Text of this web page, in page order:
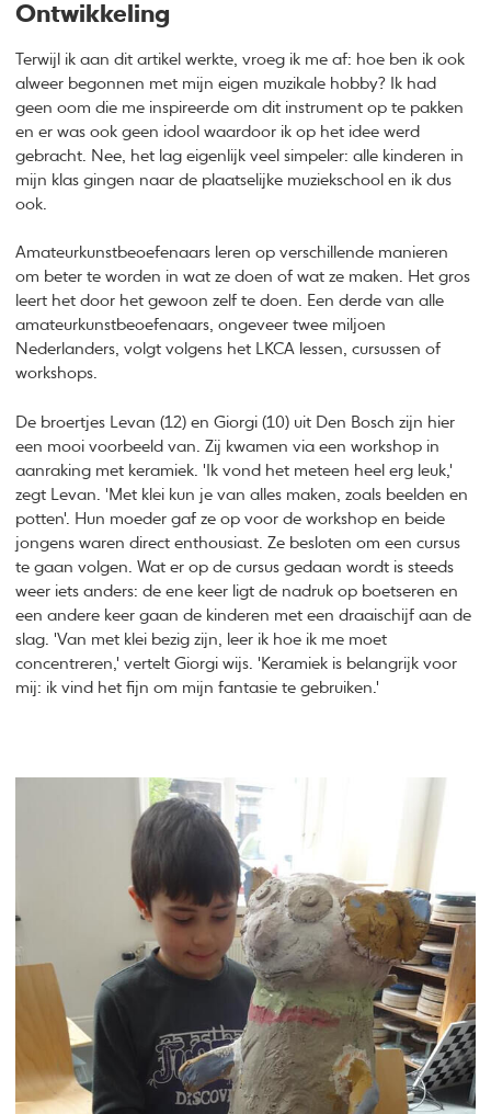
Ontwikkeling
Terwijl ik aan dit artikel werkte, vroeg ik me af: hoe ben ik ook
alweer begonnen met mijn eigen muzikale hobby? Ik had
geen oom die me inspireerde om dit instrument op te pakken
en er was ook geen idool waardoor ik op het idee werd
gebracht. Nee, het lag eigenlijk veel simpeler: alle kinderen in
mijn klas gingen naar de plaatselijke muziekschool en ik dus
ook.
Amateurkunstbeoefenaars leren op verschillende manieren
om beter te worden in wat ze doen of wat ze maken. Het gros
leert het door het gewoon zelf te doen. Een derde van alle
amateurkunstbeoefenaars, ongeveer twee miljoen
Nederlanders, volgt volgens het LKCA lessen, cursussen of
workshops.
De broertjes Levan (12) en Giorgi (10) uit Den Bosch zijn hier
een mooi voorbeeld van. Zij kwamen via een workshop in
aanraking met keramiek. 'Ik vond het meteen heel erg leuk,'
zegt Levan. 'Met klei kun je van alles maken, zoals beelden en
potten'. Hun moeder gaf ze op voor de workshop en beide
jongens waren direct enthousiast. Ze besloten om een cursus
te gaan volgen. Wat er op de cursus gedaan wordt is steeds
weer iets anders: de ene keer ligt de nadruk op boetseren en
een andere keer gaan de kinderen met een draaischijf aan de
slag. 'Van met klei bezig zijn, leer ik hoe ik me moet
concentreren,' vertelt Giorgi wijs. 'Keramiek is belangrijk voor
mij: ik vind het fijn om mijn fantasie te gebruiken.'